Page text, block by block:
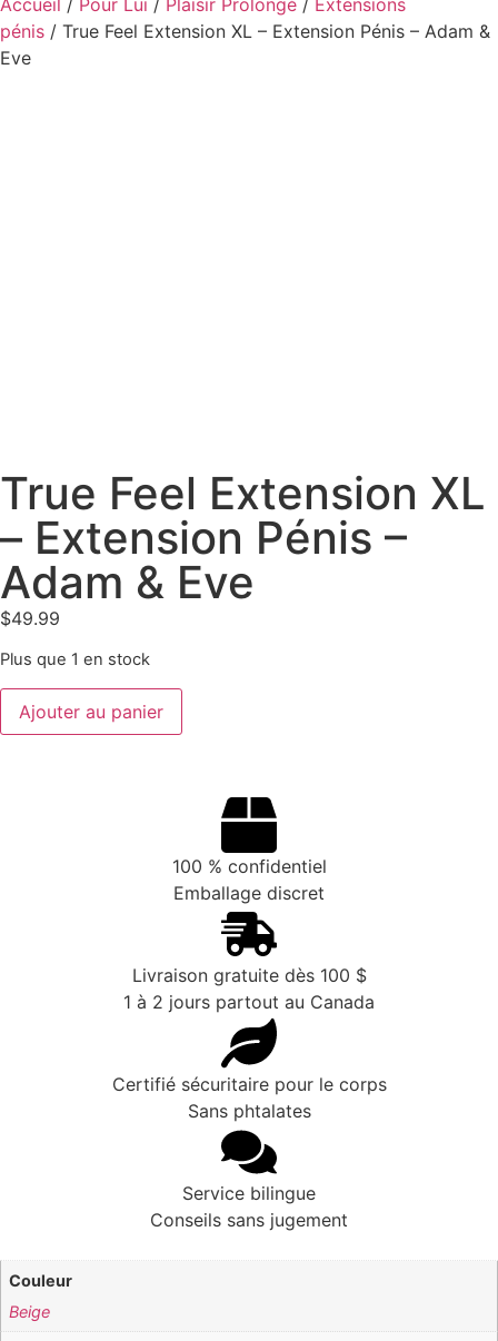
Accueil / Pour Lui / Plaisir Prolongé / Extensions
pénis / True Feel Extension XL – Extension Pénis – Adam &
Eve
True Feel Extension XL
– Extension Pénis –
Adam & Eve
$49.99
Plus que 1 en stock
Ajouter au panier
100 % confidentiel
Emballage discret
Livraison gratuite dès 100 $
1 à 2 jours partout au Canada
Certifié sécuritaire pour le corps
Sans phtalates
Service bilingue
Conseils sans jugement
Couleur
Beige